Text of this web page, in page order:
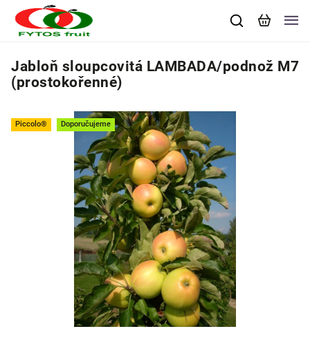
Jabloň sloupcovitá LAMBADA/podnož M7
(prostokořenné)
Piccolo® Doporučujeme